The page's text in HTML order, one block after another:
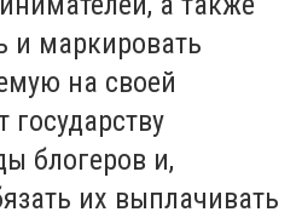
и маркировать
на своей
государству
блогеров и,
их выплачивать